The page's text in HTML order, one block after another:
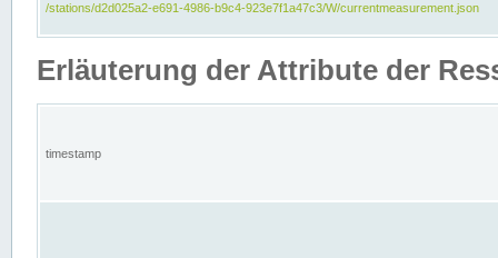
/stations/d2d025a2-e691-4986-b9c4-923e7f1a47c3/W/currentmeasurement.json
Erläuterung der Attribute der
timestamp